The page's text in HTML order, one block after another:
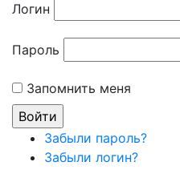
Логин
Пароль
Запомнить меня
Забыли пароль?
Забыли логин?